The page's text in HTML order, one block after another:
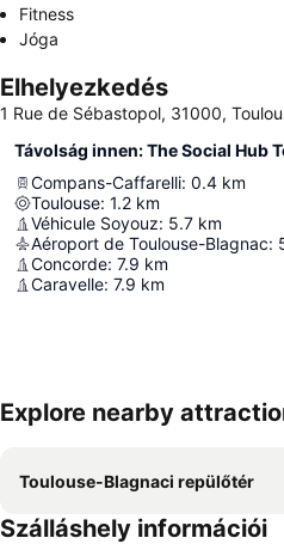
Fitness
Jóga
Elhelyezkedés
1 Rue de Sébastopol, 31000,
Távolság innen: The Social Hub
Compans-Caffarelli: 0.4 km
Toulouse: 1.2 km
Véhicule Soyouz: 5.7 km
Aéroport de Toulouse-Blagnac:
Concorde: 7.9 km
Caravelle: 7.9 km
Explore nearby
Toulouse-Blagnaci repülőtér
Szálláshely információi